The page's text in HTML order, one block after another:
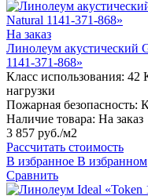
На заказ
Линолеум акустический
1141-371-868»
Класс использования: 42
нагрузки
Пожарная безопасность:
Наличие товара: На заказ
3 857 руб./м2
Рассчитать стоимость
В избранное В избранном
Сравнить